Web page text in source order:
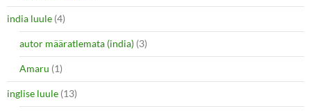
india luule (4)
autor määratlemata (india) (3)
Amaru (1)
inglise luule (13)